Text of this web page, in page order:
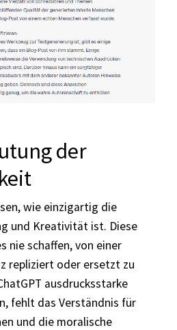
der
wie einzigartig die
und Kreativität ist. Diese
nie schaffen, von einer
repliziert oder ersetzt zu
ausdrucksstarke
fehlt das Verständnis für
und die moralische